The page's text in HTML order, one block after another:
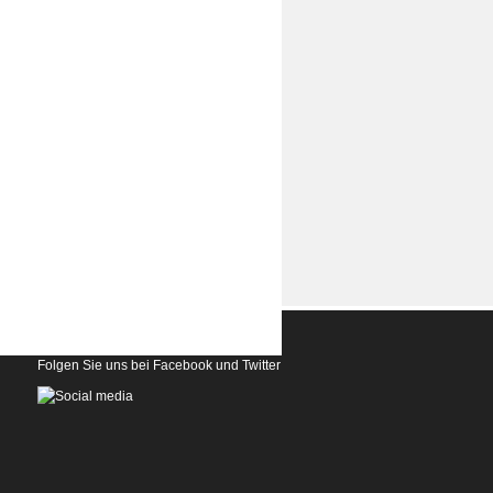
Folgen Sie uns bei Facebook und Twitter